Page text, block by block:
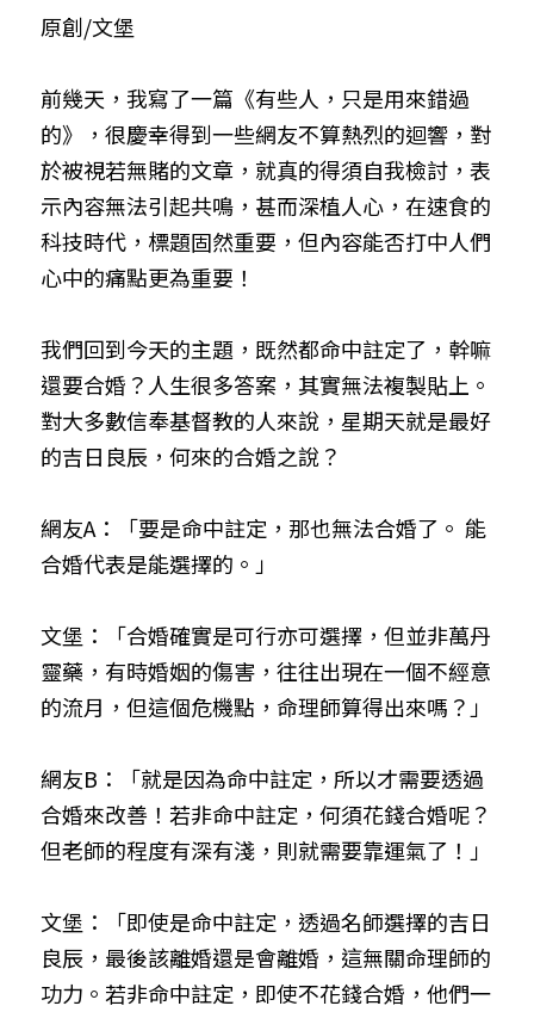
臉書生活
線上直播
八字中階班
五人實戰班
五行計算初階班
五行計算高階班
團隊訓練營
科學八字推理PDF
小兒命名
科學八字推理2
科學八字輕鬆學
輕鬆學會科學八字推理
批命預約
上課預約
常見問題
FB粉絲頁
登錄/
搜索
繁體中文
繁體中文
0938617837
support@p8zicourse.com
五行八字線上班
原創/文堡
前幾天，我寫了一篇《有些人，只是用來錯過
的》，很慶幸得到一些網友不算熱烈的迴響，對
於被視若無賭的文章，就真的得須自我檢討，表
示內容無法引起共鳴，甚而深植人心，在速食的
科技時代，標題固然重要，但內容能否打中人們
心中的痛點更為重要！
我們回到今天的主題，既然都命中註定了，幹嘛
還要合婚？人生很多答案，其實無法複製貼上。
對大多數信奉基督教的人來說，星期天就是最好
的吉日良辰，何來的合婚之說？
網友A：「要是命中註定，那也無法合婚了。 能
合婚代表是能選擇的。」
文堡：「合婚確實是可行亦可選擇，但並非萬丹
靈藥，有時婚姻的傷害，往往出現在一個不經意
的流月，但這個危機點，命理師算得出來嗎？」
網友B：「就是因為命中註定，所以才需要透過
合婚來改善！若非命中註定，何須花錢合婚呢？
但老師的程度有深有淺，則就需要靠運氣了！」
文堡：「即使是命中註定，透過名師選擇的吉日
良辰，最後該離婚還是會離婚，這無關命理師的
功力。若非命中註定，即使不花錢合婚，他們一